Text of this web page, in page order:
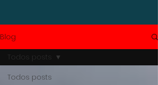
Blog
Todos posts
Todos posts